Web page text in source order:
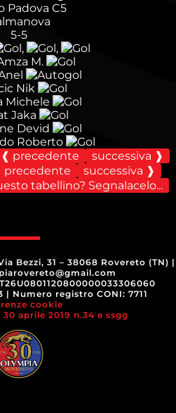
Padova C5
5-5
,
,
M.
Nik
Michele
Jaka
Devid
Roberto
❰ precedente
successiva ❱
precedente
successiva ❱
tabellino? Segnalacelo...
Bezzi, 31 – 38068 Rovereto (TN) |
| Numero registro CONI: 7711
cookie
aprile 2019 n.34 e ssgg